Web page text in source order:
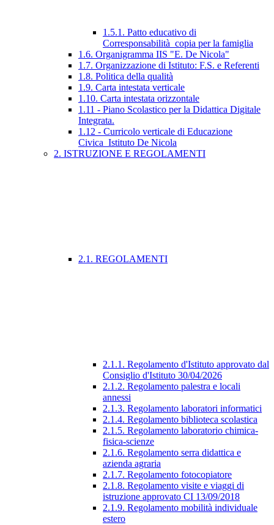
1.5.1. Patto educativo di
Corresponsabilità_copia per la famiglia
1.6. Organigramma IIS "E. De Nicola"
1.7. Organizzazione di Istituto: F.S. e Referenti
1.8. Politica della qualità
1.9. Carta intestata verticale
1.10. Carta intestata orizzontale
1.11 - Piano Scolastico per la Didattica Digitale
Integrata.
1.12 - Curricolo verticale di Educazione
Civica_Istituto De Nicola
2. ISTRUZIONE E REGOLAMENTI
2.1. REGOLAMENTI
2.1.1. Regolamento d'Istituto approvato dal
Consiglio d'Istituto 30/04/2026
2.1.2. Regolamento palestra e locali
annessi
2.1.3. Regolamento laboratori informatici
2.1.4. Regolamento biblioteca scolastica
2.1.5. Regolamento laboratorio chimica-
fisica-scienze
2.1.6. Regolamento serra didattica e
azienda agraria
2.1.7. Regolamento fotocopiatore
2.1.8. Regolamento visite e viaggi di
istruzione approvato CI 13/09/2018
2.1.9. Regolamento mobilità individuale
estero